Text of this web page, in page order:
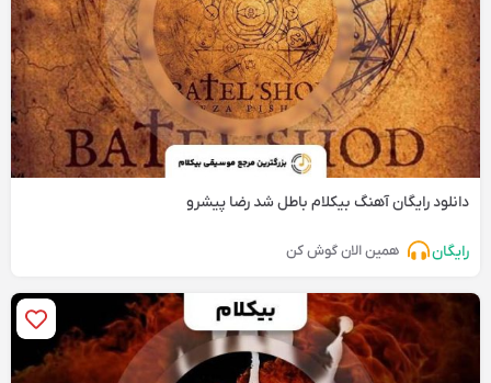
دانلود رایگان آهنگ‌ بیکلام باطل شد رضا پیشرو
رایگان همین الان گوش کن